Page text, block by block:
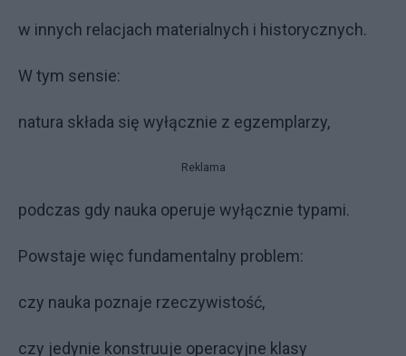
w innych relacjach materialnych i historycznych.
W tym sensie:
natura składa się wyłącznie z egzemplarzy,
Reklama
podczas gdy nauka operuje wyłącznie typami.
Powstaje więc fundamentalny problem:
czy nauka poznaje rzeczywistość,
czy jedynie konstruuje operacyjne klasy